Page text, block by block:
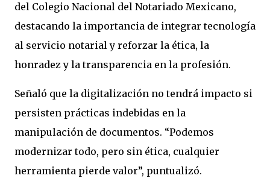
del Colegio Nacional del Notariado Mexicano,
destacando la importancia de integrar tecnología
al servicio notarial y reforzar la ética, la
honradez y la transparencia en la profesión.
Señaló que la digitalización no tendrá impacto si
persisten prácticas indebidas en la
manipulación de documentos. “Podemos
modernizar todo, pero sin ética, cualquier
herramienta pierde valor”, puntualizó.